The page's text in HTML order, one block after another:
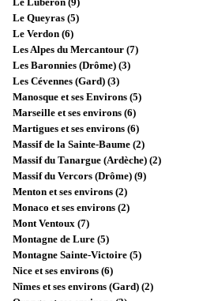
Le Queyras (5)
Le Verdon (6)
Les Alpes du Mercantour (7)
Les Baronnies (Drôme) (3)
Les Cévennes (Gard) (3)
Manosque et ses Environs (5)
Marseille et ses environs (6)
Martigues et ses environs (6)
Massif de la Sainte-Baume (2)
Massif du Tanargue (Ardèche) (2)
Massif du Vercors (Drôme) (9)
Menton et ses environs (2)
Monaco et ses environs (2)
Mont Ventoux (7)
Montagne de Lure (5)
Montagne Sainte-Victoire (5)
Nice et ses environs (6)
Nîmes et ses environs (Gard) (2)